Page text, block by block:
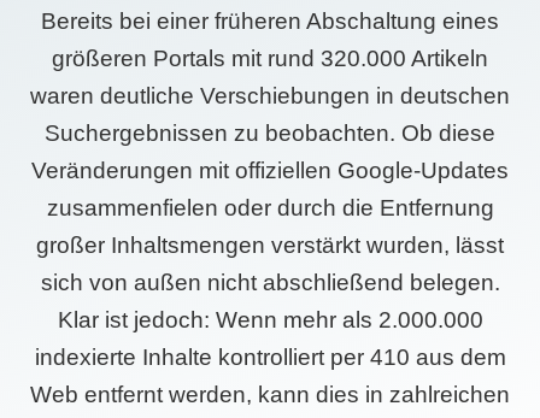
Bereits bei einer früheren Abschaltung eines
größeren Portals mit rund 320.000 Artikeln
waren deutliche Verschiebungen in deutschen
Suchergebnissen zu beobachten. Ob diese
Veränderungen mit offiziellen Google-Updates
zusammenfielen oder durch die Entfernung
großer Inhaltsmengen verstärkt wurden, lässt
sich von außen nicht abschließend belegen.
Klar ist jedoch: Wenn mehr als 2.000.000
indexierte Inhalte kontrolliert per 410 aus dem
Web entfernt werden, kann dies in zahlreichen